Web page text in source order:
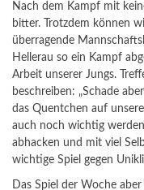
Nach dem Kampf mit
bitter. Trotzdem können
überragende
Hellerau so ein Kampf
Arbeit unserer Jungs.
beschreiben: „Schade
das Quentchen auf
auch noch wichtig
abhacken und mit viel
wichtige Spiel gegen
Das Spiel der Woche